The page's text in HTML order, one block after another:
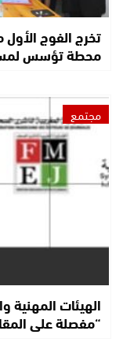
تخرج الفوج
محطة تؤسس
مجتمع
الهيئات المهنية
“مفصلة على